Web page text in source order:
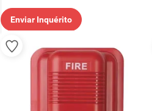
Enviar Inquérito